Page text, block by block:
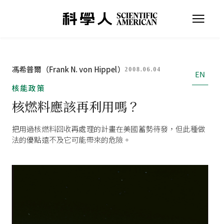
馮希普爾（Frank N. von Hippel） 2008.06.04
EN
核能政策
核燃料應該再利用嗎？
把用過核燃料回收再處理的計畫在美國蓄勢待發，但此種做
法的優點遠不及它可能帶來的危險。